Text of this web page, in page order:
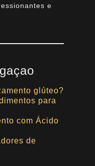
e
glúteo?
para
com Ácido
de